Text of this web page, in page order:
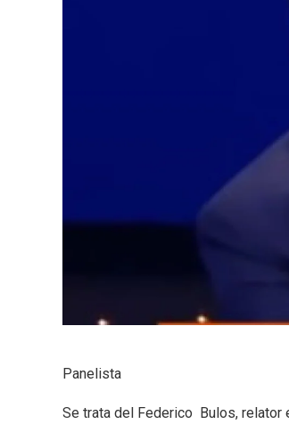
Panelista
Se trata del Federico Bulos, relator